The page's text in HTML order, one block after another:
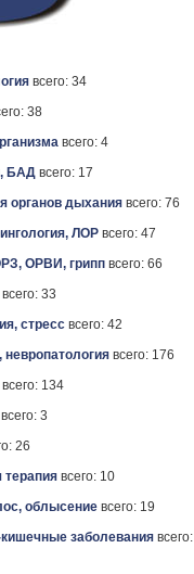
всего: 34
38
всего: 4
БАД всего: 17
органов дыхания всего: 76
ЛОР всего: 47
ОРВИ, грипп всего: 66
всего: 33
стресс всего: 42
невропатология всего: 176
всего: 134
всего: 3
26
терапия всего: 10
облысение всего: 19
заболевания всего: